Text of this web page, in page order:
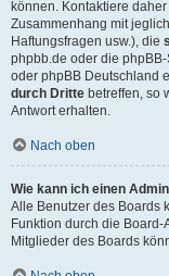
können. Kontaktiere
Zusammenhang mit
Haftungsfragen usw.), die
phpbb.de oder die
oder phpBB Deutschland
durch Dritte betreffen, so
Antwort erhalten.
Nach oben
Wie kann ich einen
Alle Benutzer des Boards
Funktion durch die
Mitglieder des Boards